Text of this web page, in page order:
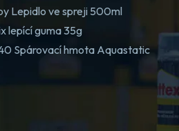
Lepidlo ve spreji 500ml
lepící guma 35g
Spárovací hmota Aquastatic